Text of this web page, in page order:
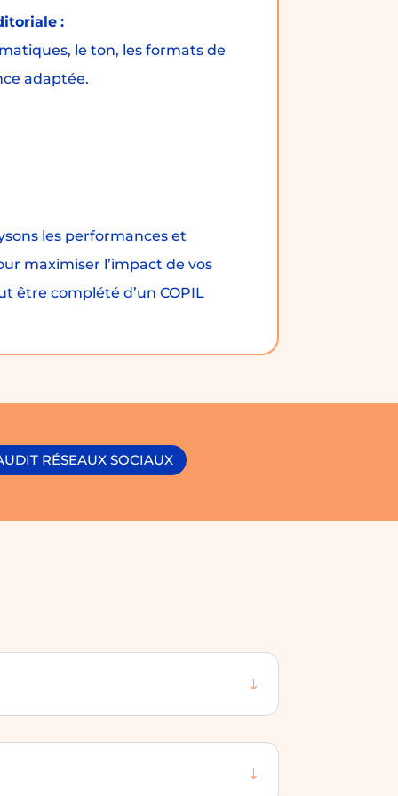
:
le ton, les formats de
adaptée.
les performances et
maximiser l’impact de vos
être complété d’un COPIL
RÉSEAUX SOCIAUX